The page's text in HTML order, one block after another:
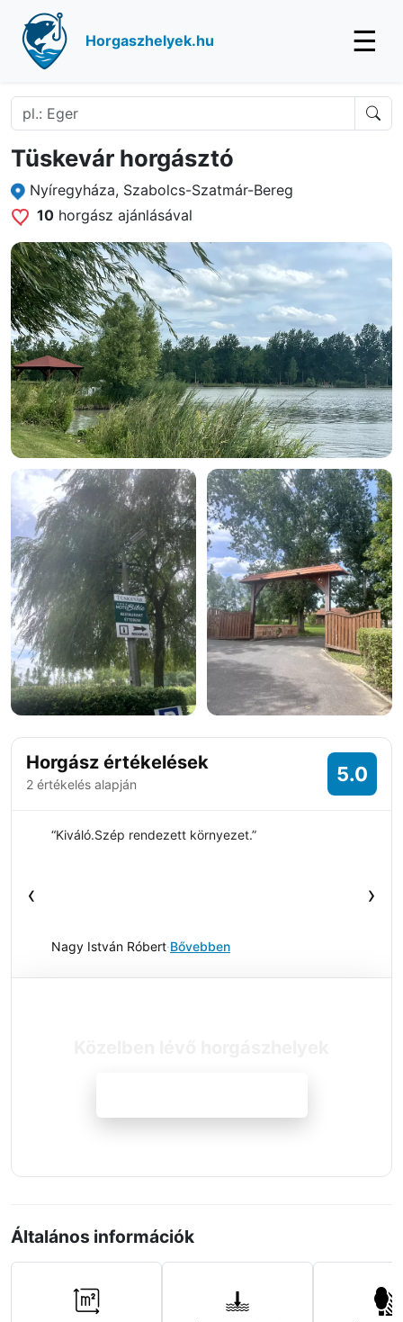
Horgaszhelyek.hu ☰
Tüskevár horgásztó
Nyíregyháza, Szabolcs-Szatmár-Bereg
10 horgász ajánlásával
Horgász értékelések
2 értékelés alapján 5.0
‹
“Kiváló.Szép rendezett környezet.”
Nagy István Róbert·Bővebben
›
Általános információk